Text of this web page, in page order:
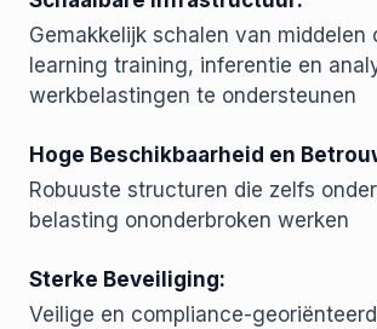
Gemakkelijk schalen van middelen
learning training, inferentie en
werkbelastingen te ondersteunen
Hoge Beschikbaarheid en
Robuuste structuren die zelfs
belasting ononderbroken werken
Sterke Beveiliging:
Veilige en compliance-